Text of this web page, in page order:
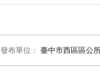
發布單位： 臺中市西區區公